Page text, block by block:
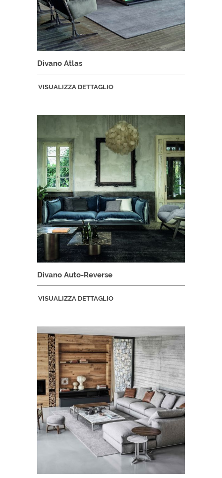
Divano Atlas
VISUALIZZA DETTAGLIO
Divano Auto-Reverse
VISUALIZZA DETTAGLIO